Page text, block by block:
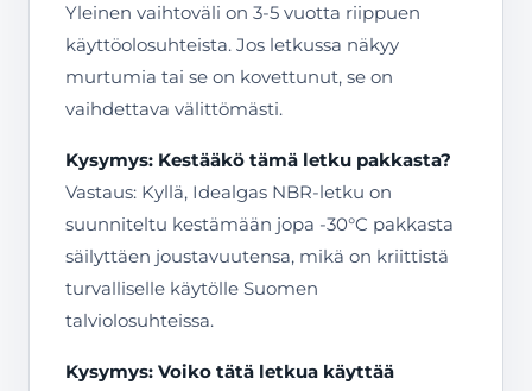
Yleinen vaihtoväli on 3-5 vuotta riippuen
käyttöolosuhteista. Jos letkussa näkyy
murtumia tai se on kovettunut, se on
vaihdettava välittömästi.
Kysymys: Kestääkö tämä letku pakkasta?
Vastaus: Kyllä, Idealgas NBR-letku on
suunniteltu kestämään jopa -30°C pakkasta
säilyttäen joustavuutensa, mikä on kriittistä
turvalliselle käytölle Suomen
talviolosuhteissa.
Kysymys: Voiko tätä letkua käyttää